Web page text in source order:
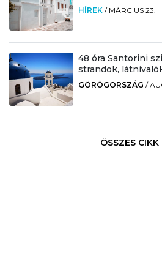
HÍREK / MÁRCIUS 23.
48 óra Santorini
strandok,
GÖRÖGORSZÁG /
ÖSSZES CIKK